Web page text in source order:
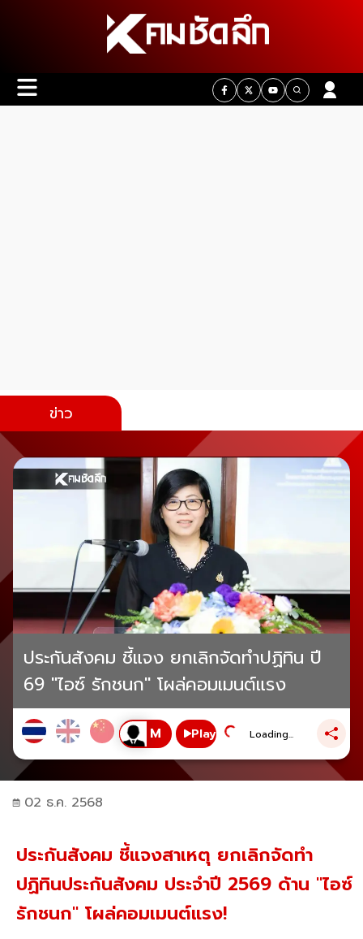
ข่าว
ประกันสังคม ชี้แจง ยกเลิกจัดทำปฏิทิน ปี
69 "ไอซ์ รักชนก" โผล่คอมเมนต์แรง
Play Loading...
02 ธ.ค. 2568
ประกันสังคม ชี้แจงสาเหตุ ยกเลิกจัดทำ
ปฏิทินประกันสังคม ประจำปี 2569 ด้าน "ไอซ์
รักชนก" โผล่คอมเมนต์แรง!